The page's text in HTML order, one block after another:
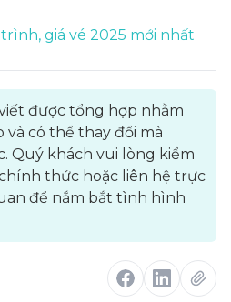
giá vé 2025 mới nhất
được tổng hợp nhằm
có thể thay đổi mà
Quý khách vui lòng kiểm
thức hoặc liên hệ trực
để nắm bắt tình hình